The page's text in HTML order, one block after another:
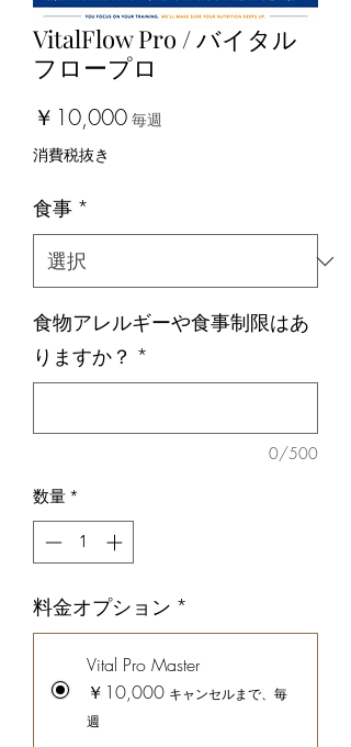
VitalFlow Pro / バイタル
フロープロ
￥10,000価
毎週
消費税抜き
食事 *
食物アレルギーや食事制限はあ
りますか？ *
0/500
数量 *
料金オプション *
Vital Pro Master
￥10,000 キャンセルまで、毎
週